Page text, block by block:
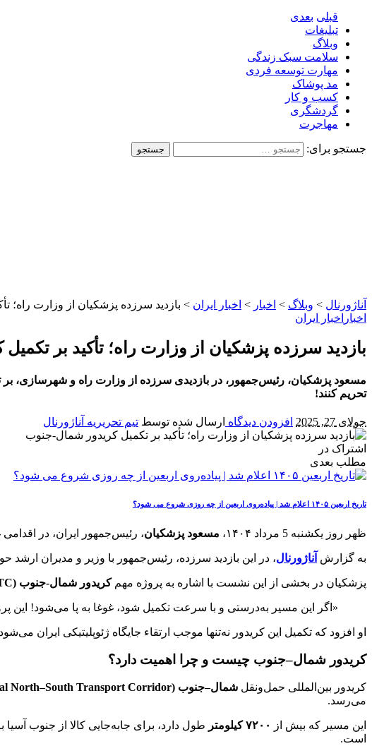
قبلی بعدی
تبلیغات
وبلاگ
سلامت سبک زندگی
مهارت توسعه فردی
مد پوشاک
کسب و کار
گردشگری
مهاجرت
جستجو برای:
آناژورنال > وبلاگ > اخبار > اخبار ایران > بازدید سرزده پزشکیان از وزارت راه؛
اخبار اخبار ایران
بازدید سرزده پزشکیان از وزارت راه؛ تأکید بر
مسعود پزشکیان، رئیس‌جمهور، در بازدیدی سرزده از وزارت راه و شهرسازی، بر
تحریم کنند!
جولای 27, 2025 افزودن دیدگاه ارسال شده توسط تیم تحریریه آناژورنال
اشتراک در
مطلب بعدی
تاریخ اربعین ۱۴۰۵ اعلام شد | پیاده‌روی اربعین از چه روزی شروع می‌ شود؟
ظهر روز یکشنبه 5 مرداد ۱۴۰۴، مسعود پزشکیان، رئیس‌جمهور ایران، در
به گزارش آناژورنال، در این بازدید سرزده، رئیس‌جمهور با وزیر و مدیران
پزشکیان در بخشی از این نشست با اشاره به پروژه مهمکریدور شمال-جنوب (NSTC)
«اگر این مسیر به‌درستی و با سرعت تکمیل شود، غوغا به پا می‌شود! این
او افزود که تکمیل این کریدور نه‌تنها موجب ارتقاء جایگاه ژئوپلیتیکی ایران
کریدور شمال–جنوب چیست و چرا اهمیت دارد؟
کریدور بین‌المللی حمل‌ونقل شمال–جنوب (International North–South Transport Corridor)
می‌رسد.
این مسیر که بیش از ۷۲۰۰ کیلومتر
طول دارد، برای جابه‌جایی کالا از جنوب
است.